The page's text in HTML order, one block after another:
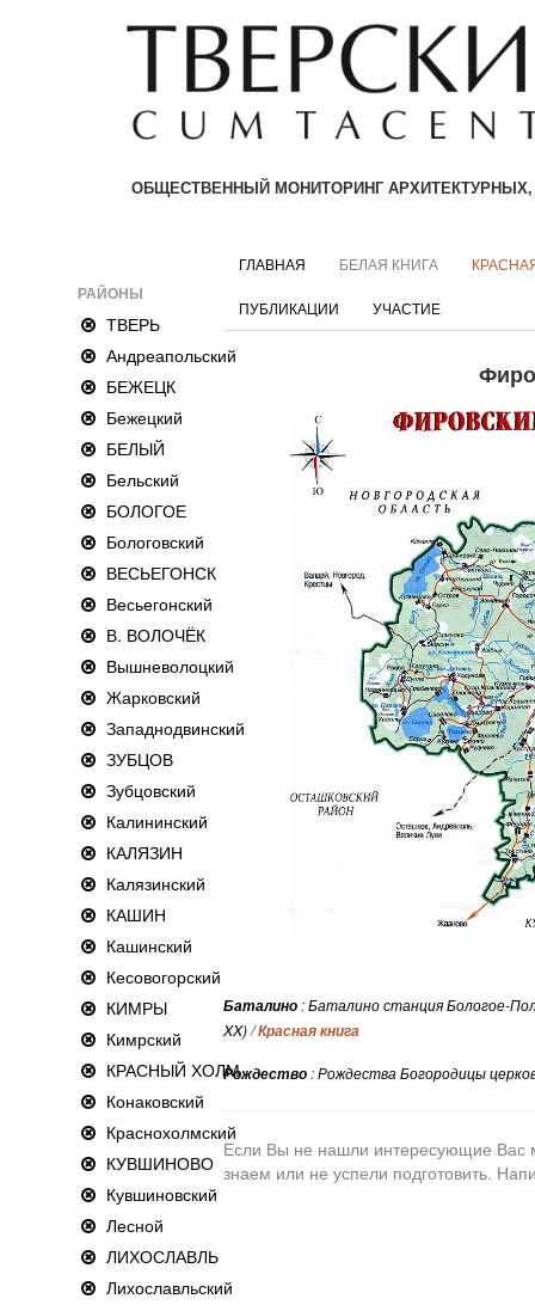
ОБЩЕСТВЕННЫЙ МОНИТОРИНГ
РАЙОНЫ
ТВЕРЬ
Андреапольский
БЕЖЕЦК
Бежецкий
БЕЛЫЙ
Бельский
БОЛОГОЕ
Бологовский
ВЕСЬЕГОНСК
Весьегонский
В. ВОЛОЧЁК
Вышневолоцкий
Жарковский
Западнодвинский
ЗУБЦОВ
Зубцовский
Калининский
КАЛЯЗИН
Калязинский
КАШИН
Кашинский
Кесовогорский
КИМРЫ
Кимрский
КРАСНЫЙ ХОЛМ
Конаковский
Краснохолмский
КУВШИНОВО
Кувшиновский
Лесной
ЛИХОСЛАВЛЬ
Лихославльский
ГЛАВНАЯ БЕЛАЯ КНИГА
ПУБЛИКАЦИИ УЧАСТИЕ
Баталино:Баталино станция Бологое-
XX)/Красная книга
Рождество:Рождества Богородицы
Если Вы не нашли интересующие Вас
знаем или не успели подготовить.